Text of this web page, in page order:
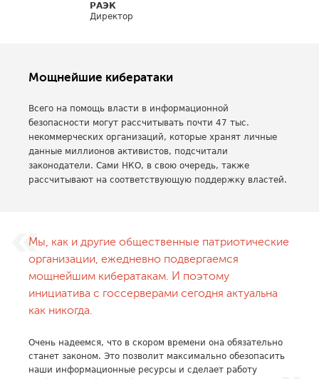
РАЭК
Директор
Мощнейшие кибератаки
Всего на помощь власти в информационной
безопасности могут рассчитывать почти 47 тыс.
некоммерческих организаций, которые хранят личные
данные миллионов активистов, подсчитали
законодатели. Сами НКО, в свою очередь, также
рассчитывают на соответствующую поддержку властей.
Мы, как и другие общественные патриотические
организации, ежедневно подвергаемся
мощнейшим кибератакам. И поэтому
инициатива с госсерверами сегодня актуальна
как никогда.
Очень надеемся, что в скором времени она обязательно
станет законом. Это позволит максимально обезопасить
наши информационные ресурсы и сделает работу